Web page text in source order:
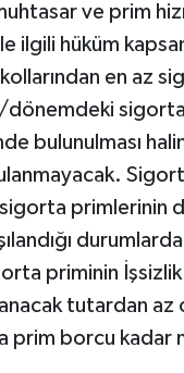
ve prim
ilgili hüküm
en az
sigortalı
bulunulması
primlerinin
priminin İşsizlik
tutardan az
prim borcu kadar